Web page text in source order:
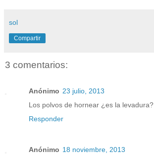
sol
Compartir
3 comentarios:
Anónimo 23 julio, 2013
Los polvos de hornear ¿es la levadura?
Responder
Anónimo 18 noviembre, 2013